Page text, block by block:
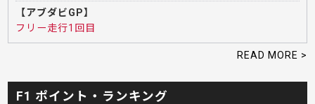
【アブダビGP】
フリー走行1回目
READ MORE >
F1 ポイント・ランキング